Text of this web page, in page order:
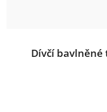
Dívčí bavlněné